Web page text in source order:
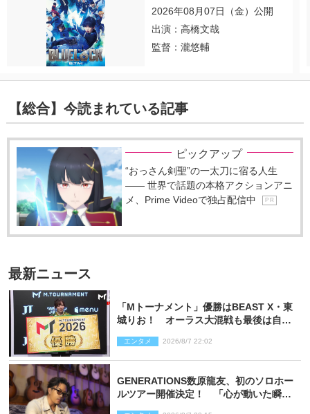
2026年08月07日（金）公開
出演：高橋文哉
監督：瀧悠輔
【総合】今読まれている記事
ピックアップ
“おっさん剣聖”の一太刀に宿る人生
―― 世界で話題の本格アクションアニ
メ、Prime Videoで独占配信中
P R
最新ニュース
「Mトーナメント」優勝はBEAST X・東
城りお！ オーラス大混戦も最後は自ら
エンタメ 2026/8/7 22:02
GENERATIONS数原龍友、初のソロホー
ルツアー開催決定！ 「心が動いた瞬間